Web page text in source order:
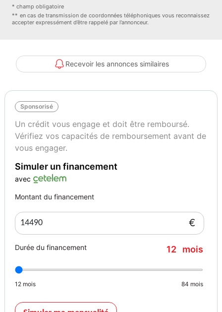
- Régulateur de vitesse et de distance
- Rétroviseur Int Jour/nuit
- Système audio CD / USB
- Vitres arr surteintées
- Volant réglable en hauteur et profondeur Sécurité :
- Airbags
- ABS
- Aide au démarrage en cote
- Feux et Essuie
- glaces automatiques
- Fixations ISOFIX
- Phares av de jour
- Projecteurs antibrouillard Entretien :
- Factures d'Entretien
890euro TTC) et coût de la Carte Grise Possibilité d'extension de
- 12
visible uniquement sur rendez-vous dans votre agence
* champ obligatoire
** en cas de transmission de coordonnées téléphoniques vous reconnaissez
accepter expressément d’être rappelé par l’annonceur.
Recevoir les annonces similaires
Sponsorisé
Un crédit vous engage et doit être remboursé.
Vérifiez vos capacités de remboursement avant de
vous engager.
Simuler un financement
avec
Montant du financement
€
Durée du financement 12 mois
12 mois 84 mois